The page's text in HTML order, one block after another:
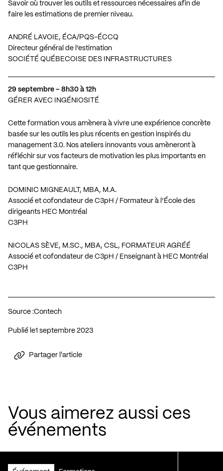
Savoir où trouver les outils et ressources nécessaires afin de
faire les estimations de premier niveau.
ANDRÉ LAVOIE, ÉCA/PQS-ÉCCQ
Directeur général de l’estimation
SOCIÉTÉ QUÉBECOISE DES INFRASTRUCTURES
29 septembre – 8h30 à 12h
GÉRER AVEC INGÉNIOSITÉ
Cette formation vous amènera à vivre une expérience concrète
basée sur les outils les plus récents en gestion inspirés du
management 3.0. Nos ateliers innovants vous amèneront à
réfléchir sur vos facteurs de motivation les plus importants en
tant que gestionnaire.
DOMINIC MIGNEAULT, MBA, M.A.
Associé et cofondateur de C3pH / Formateur à l’École des
dirigeants HEC Montréal
C3PH
NICOLAS SÈVE, M.SC., MBA, CSL, FORMATEUR AGRÉÉ
Associé et cofondateur de C3pH / Enseignant à HEC Montréal
C3PH
Source :Contech
Publié le 1 septembre 2023
Partager l'article
Vous aimerez aussi ces
événements